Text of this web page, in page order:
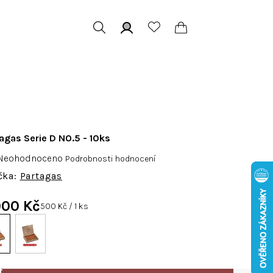
Partagas
Serie D NO.5 - 10ks
Podrobnosti hodnocení
KčMěrná
500 Kč / 1 ks